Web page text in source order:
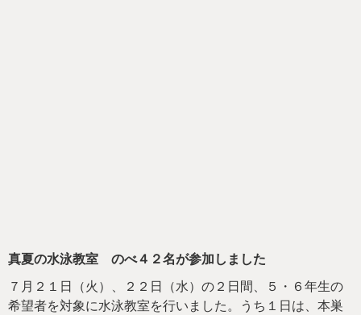
真夏の水泳教室 のべ４２名が参加しました
７月２１日（火）、２２日（水）の２日間、５・６年生の
希望者を対象に水泳教室を行いました。うち１日は、本巣